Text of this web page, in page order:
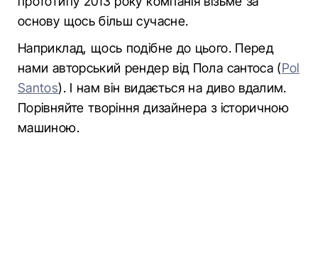
основу щось більш сучасне.
Наприклад, щось подібне до цього. Перед
нами авторський рендер від Пола сантоса (Pol
Santos). І нам він видається на диво вдалим.
Порівняйте творіння дизайнера з історичною
машиною.